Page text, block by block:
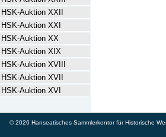
HSK-Auktion XXII
HSK-Auktion XXI
HSK-Auktion XX
HSK-Auktion XIX
HSK-Auktion XVIII
HSK-Auktion XVII
HSK-Auktion XVI
© 2026 Hanseatisches Sammlerkontor für Historische